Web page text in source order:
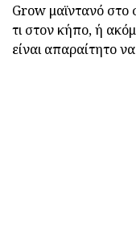
Grow μαϊντανό στο
τι στον κήπο, ή
είναι απαραίτητο